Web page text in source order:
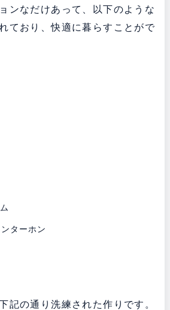
ンなだけあって、以下のような
ており、快適に暮らすことがで
ターホン
記の通り洗練された作りです。